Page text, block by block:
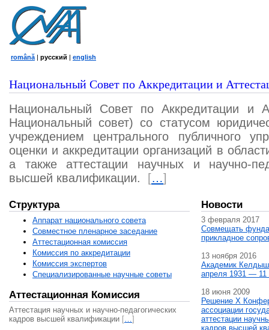
română | русский | english
Национальный Совет по Аккредитации и
Национальный Совет по Аккредитации и
Национальный совет) со статусом
учреждением центрального публичного
оценки и аккредитации организаций в
а также аттестации научных и научно-
высшей квалификации.
[…]
Структура
Аппарат национального совета
Совместное пленарное заседание
Аттестационная комисcия
Комиссия по аккредитации
Комиссия экспертов
Специализированные научные советы
Аттестационная Комиссия
Аттестация научных и научно-педагогических
кадров высшей квалификации […]
Новости
3 февраля 2017
Совмещать
прикладное
13 ноября 2016
Академик
апреля 1931 — 11
18 июня 2009
Решение X
ассоциации
аттестации
кадров высшей